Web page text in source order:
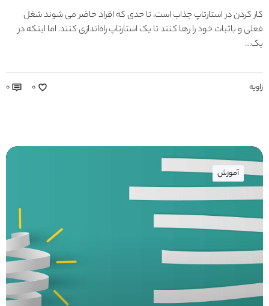
کار کردن در استارتاپ جذاب است، تا حدی که افراد حاضر می شوند شغل
فعلی و باثبات خود را رها کنند تا یک استارتاپ راه‌اندازی کنند. اما اینکه در
یک…
زاویه ۰ ۰
آموزش